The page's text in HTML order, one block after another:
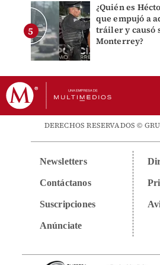
¿Quién es
que empujó a
tráiler y causó
Monterrey?
DERECHOS RESERVADOS ©
Newsletters
Contáctanos
Suscripciones
Anúnciate